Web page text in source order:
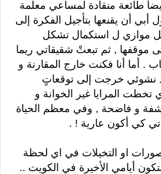
طائعة منقادة لمساعي معلمة
أبي أن يقنعها بتأجيل الفكرة إلى
موازي ل استكمال تشكل
موقفها , ثم تبعتْ شقيقاتي ريما
. أما أنا فكنت خارج المقارنة و
نشوئي خرجت إلى توقعاتٍ
المرايا غير الخوانة و
و فاضحة , وفي معظم الحياة
كي أكون عارية ! .
او التخيلات في اي لحظة
أيامي الأخيرة في الكويت ..